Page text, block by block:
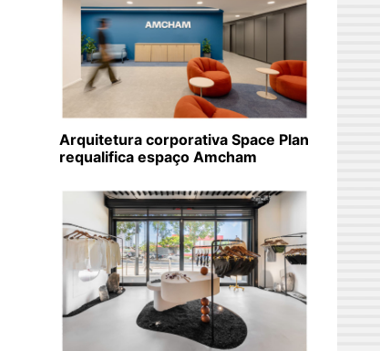
Arquitetura corporativa Space Plan
requalifica espaço Amcham